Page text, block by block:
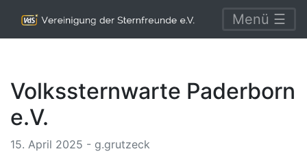
Menü ☰
Volkssternwarte Paderborn
e.V.
15. April 2025 - g.grutzeck